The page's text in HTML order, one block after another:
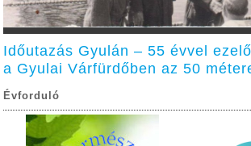
Időutazás Gyulán – 55 évvel
a Gyulai Várfürdőben az 50
Évforduló